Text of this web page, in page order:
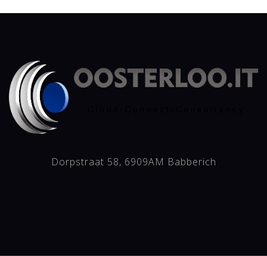
Dorpstraat 58, 6909AM Babberich